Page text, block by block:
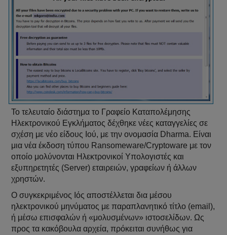
Το τελευταίο διάστημα το Γραφείο Καταπολέμησης
Ηλεκτρονικού Εγκλήματος δέχθηκε νέες καταγγελίες σε
σχέση με νέο είδους Ιού, με την ονομασία Dharma. Είναι
μια νέα έκδοση τύπου Ransomeware/Cryptoware με τον
οποίο μολύνονται Ηλεκτρονικοί Υπολογιστές και
εξυπηρετητές (Server) εταιρειών, γραφείων ή άλλων
χρηστών.
Ο συγκεκριμένος Ιός αποστέλλεται δια μέσου
ηλεκτρονικού μηνύματος με παραπλανητικό τίτλο (email),
ή μέσω επισφαλών ή «μολυσμένων» ιστοσελίδων. Ως
προς τα κακόβουλα αρχεία, πρόκειται συνήθως για